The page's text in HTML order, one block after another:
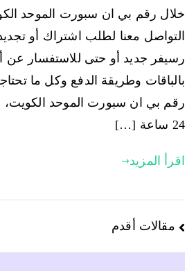
خلال رقم بي ان سبورت الموحد
التواصل معنا لطلب اشتراك أو
رسيفر جديد أو حتى للاستفسار
بالباقات وطريقة الدفع وكل ما
رقم بي ان سبورت الموحد الكويت،
24 ساعة […]
اقرأ المزيد
مقالات أقدم